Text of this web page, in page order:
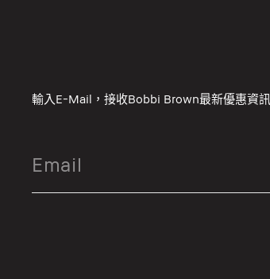
輸入E-Mail，接收Bobbi Brown最新優惠資訊